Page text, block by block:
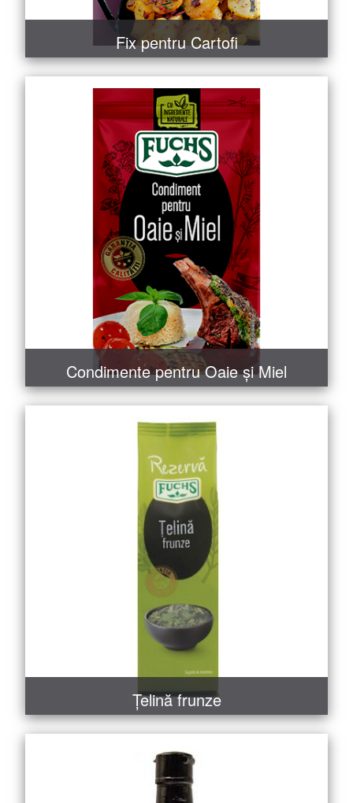
Fix pentru Cartofi
MAI MULT COMANDĂ
Condimente pentru Oaie și Miel
MAI MULT COMANDĂ
Țelină frunze